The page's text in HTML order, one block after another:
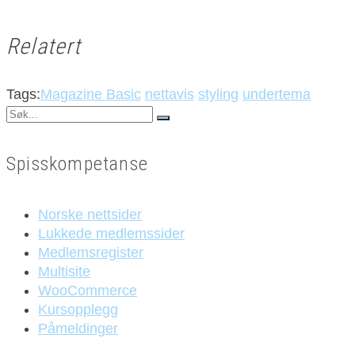
Relatert
Tags:Magazine Basic nettavis styling undertema
Search
Spisskompetanse
Norske nettsider
Lukkede medlemssider
Medlemsregister
Multisite
WooCommerce
Kursopplegg
Påmeldinger